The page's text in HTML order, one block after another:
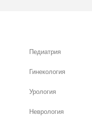
Педиатрия
Гинекология
Урология
Неврология